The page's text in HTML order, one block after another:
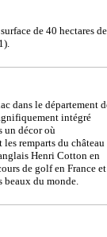
de 40 hectares de
dans le département
intégré
un décor où
remparts du château
Henri Cotton en
de golf en France et
du monde.